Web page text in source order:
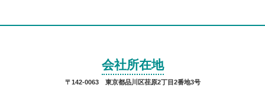
会社所在地
〒142-0063 東京都品川区荏原2丁目2番地3号